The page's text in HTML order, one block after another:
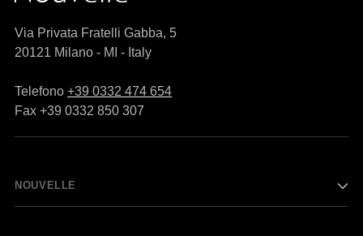
Via Privata Fratelli Gabba, 5
20121 Milano - MI - Italy
Telefono +39 0332 474 654
Fax +39 0332 850 307
NOUVELLE